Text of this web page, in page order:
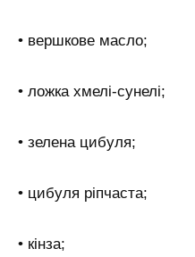
• вершкове масло;
• ложка хмелі-сунелі;
• зелена цибуля;
• цибуля ріпчаста;
• кінза;